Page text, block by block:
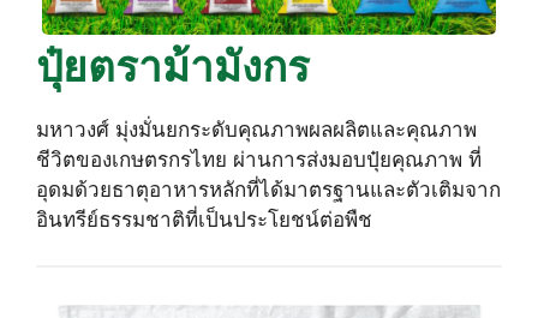
ปุ๋ยตราม้ามังกร
มหาวงศ์ มุ่งมั่นยกระดับคุณภาพผลผลิตและคุณภาพ
ชีวิตของเกษตรกรไทย ผ่านการส่งมอบปุ๋ยคุณภาพ ที่
อุดมด้วยธาตุอาหารหลักที่ได้มาตรฐานและตัวเติมจาก
อินทรีย์ธรรมชาติที่เป็นประโยชน์ต่อพืช